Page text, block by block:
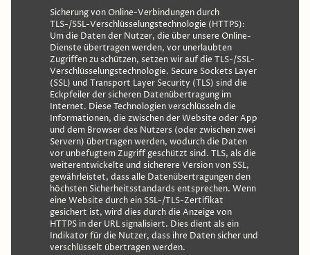
Sicherung von Online-Verbindungen durch
TLS-/SSL-Verschlüsselungstechnologie (HTTPS):
Um die Daten der Nutzer, die über unsere Online-
Dienste übertragen werden, vor unerlaubten
Zugriffen zu schützen, setzen wir auf die TLS-/SSL-
Verschlüsselungstechnologie. Secure Sockets Layer
(SSL) und Transport Layer Security (TLS) sind die
Eckpfeiler der sicheren Datenübertragung im
Internet. Diese Technologien verschlüsseln die
Informationen, die zwischen der Website oder App
und dem Browser des Nutzers (oder zwischen zwei
Servern) übertragen werden, wodurch die Daten
vor unbefugtem Zugriff geschützt sind. TLS, als die
weiterentwickelte und sicherere Version von SSL,
gewährleistet, dass alle Datenübertragungen den
höchsten Sicherheitsstandards entsprechen. Wenn
eine Website durch ein SSL-/TLS-Zertifikat
gesichert ist, wird dies durch die Anzeige von
HTTPS in der URL signalisiert. Dies dient als ein
Indikator für die Nutzer, dass ihre Daten sicher und
verschlüsselt übertragen werden.